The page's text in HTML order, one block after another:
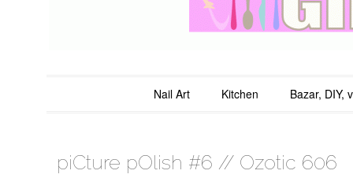
Nail Art Kitchen Bazar, DIY,
piCture pOlish #6 // Ozotic 606